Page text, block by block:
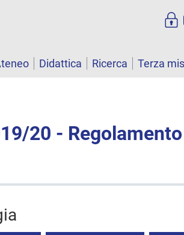
Didattica Ricerca Terza
20 -